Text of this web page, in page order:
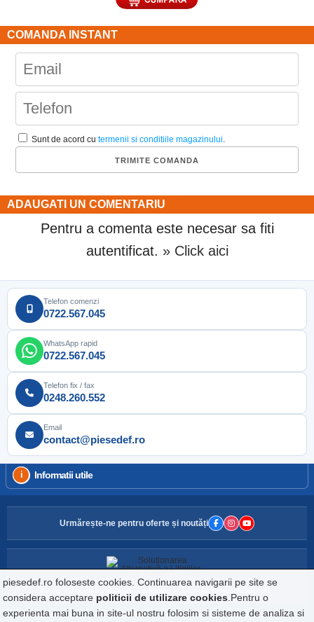
COMANDA INSTANT
Sunt de acord cutermenii si conditiile magazinului.
ADAUGATI UN COMENTARIU
Pentru a comenta este necesar sa fiti
autentificat. » Click aici
Telefon comenzi
0722.567.045
WhatsApp rapid
0722.567.045
Telefon fix / fax
0248.260.552
Email
contact@piesedef.ro
Informatii utile
Urmărește-ne pentru oferte și noutăți
Website detinut de DEF IMPORT EXPORT S.R.L., CIF: RO160729, Reg.Com: J03/2242/1992
piesedef.ro foloseste cookies. Continuarea navigarii pe site se
considera acceptare politicii de utilizare cookies .Pentru o
experienta mai buna in site-ul nostru folosim si sisteme de analiza si